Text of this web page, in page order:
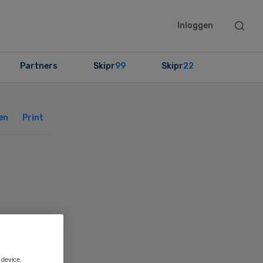
Inloggen
Search
Partners Skipr99 Skipr22
Print